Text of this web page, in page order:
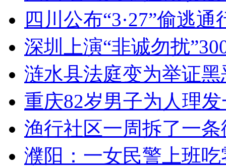
四川公布“3·27”偷逃
深圳上演“非诚勿扰
涟水县法庭变为举证
重庆82岁男子为人理
渔行社区一周拆了一
濮阳：一女民警上班